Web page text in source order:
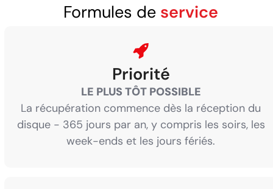
Formules de service
Priorité
LE PLUS TÔT POSSIBLE
La récupération commence dès la réception du
disque - 365 jours par an, y compris les soirs, les
week-ends et les jours fériés.